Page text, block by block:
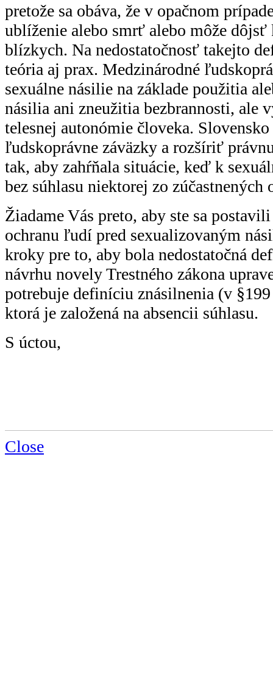
pretože sa obáva, že v opačnom
ublíženie alebo smrť alebo môže
blízkych. Na nedostatočnosť takejto
teória aj prax. Medzinárodné
sexuálne násilie na základe použitia
násilia ani zneužitia bezbrannosti, ale
telesnej autonómie človeka.
ľudskoprávne záväzky a rozšíriť
tak, aby zahŕňala situácie, keď k
bez súhlasu niektorej zo zúčastnených
Žiadame Vás preto, aby ste sa
ochranu ľudí pred sexualizovaným
kroky pre to, aby bola nedostatočná
návrhu novely Trestného zákona
potrebuje definíciu znásilnenia (v §199
ktorá je založená na absencii súhlasu.
S úctou,
Close